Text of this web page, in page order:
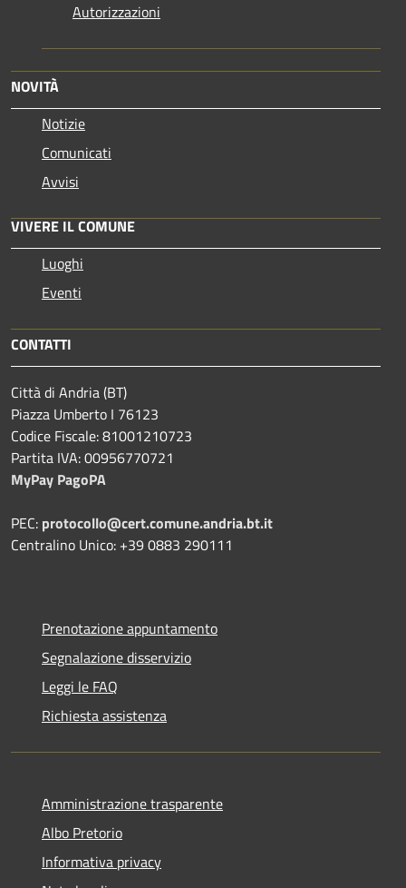
Autorizzazioni
NOVITÀ
Notizie
Comunicati
Avvisi
VIVERE IL COMUNE
Luoghi
Eventi
CONTATTI
Città di Andria (BT)
Piazza Umberto I 76123
Codice Fiscale: 81001210723
Partita IVA: 00956770721
MyPay PagoPA
PEC: protocollo@cert.comune.andria.bt.it
Centralino Unico: +39 0883 290111
Prenotazione appuntamento
Segnalazione disservizio
Leggi le FAQ
Richiesta assistenza
Amministrazione trasparente
Albo Pretorio
Informativa privacy